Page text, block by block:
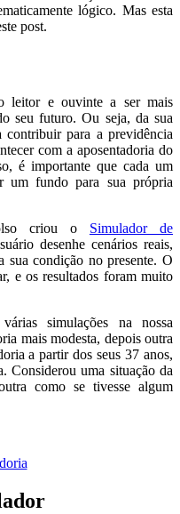
lógico. Mas esta
post.
leitor e ouvinte a ser mais
seu futuro. Ou seja, da sua
para a previdência
com a aposentadoria do
é importante que cada um
um fundo para sua própria
criou o Simulador de
desenhe cenários reais,
sua condição no presente. O
e os resultados foram muito
simulações na nossa
mais modesta, depois outra
a partir dos seus 37 anos,
Considerou uma situação da
como se tivesse algum